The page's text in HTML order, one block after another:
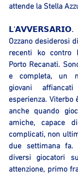
attende la Stella
𝗟’𝗔𝗩𝗩𝗘𝗥𝗦𝗔𝗥𝗜𝗢.
Ozzano desiderosi
recenti ko contro
Porto Recanati.
e completa, un
giovani
esperienza. Viterbo
anche quando
amiche, capace
complicati, non
due settimana
diversi giocatori
attenzione, primo